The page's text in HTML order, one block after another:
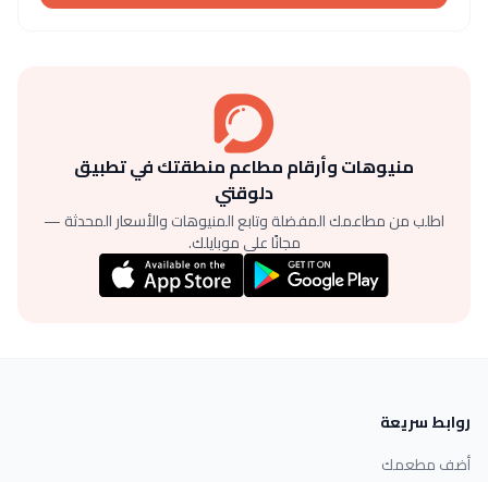
منيوهات وأرقام مطاعم منطقتك في تطبيق
دلوقتي
اطلب من مطاعمك المفضلة وتابع المنيوهات والأسعار المحدثة —
مجانًا على موبايلك.
روابط سريعة
أضف مطعمك